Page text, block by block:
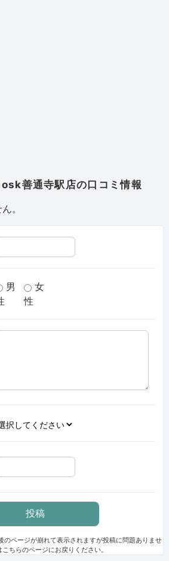
善通寺駅店の口コミ情報
。
男
女
性
のページが崩れて表示されますが投稿に問題ありませ
ちらのページにお戻りください。